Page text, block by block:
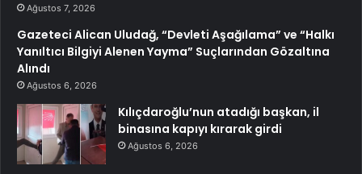
Ağustos 7, 2026
Gazeteci Alican Uludağ, “Devleti Aşağılama” ve “Halkı
Yanıltıcı Bilgiyi Alenen Yayma” Suçlarından Gözaltına
Alındı
Ağustos 6, 2026
Kılıçdaroğlu’nun atadığı başkan, il
binasına kapıyı kırarak girdi
Ağustos 6, 2026